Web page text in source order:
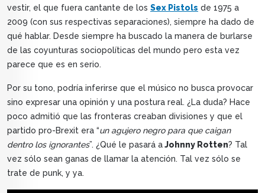
vestir, el que fuera cantante de los Sex Pistols de 1975 a
2009 (con sus respectivas separaciones), siempre ha dado de
qué hablar. Desde siempre ha buscado la manera de burlarse
de las coyunturas sociopolíticas del mundo pero esta vez
parece que es en serio.
Por su tono, podría inferirse que el músico no busca provocar
sino expresar una opinión y una postura real. ¿La duda? Hace
poco admitió que las fronteras creaban divisiones y que el
partido pro-Brexit era “un agujero negro para que caigan
dentro los ignorantes”. ¿Qué le pasará aJohnny Rotten? Tal
vez sólo sean ganas de llamar la atención. Tal vez sólo se
trate de punk, y ya.